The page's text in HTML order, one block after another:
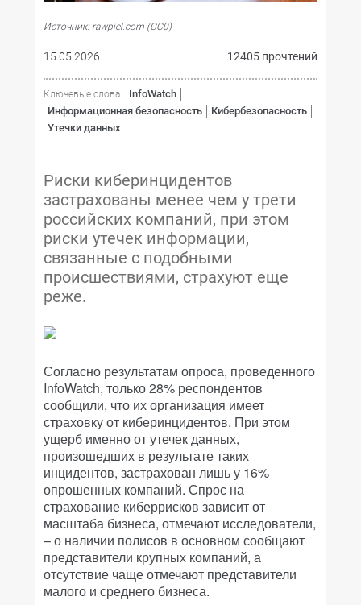
Источник: rawpiel.com (CC0)
15.05.2026 12405 прочтений
Ключевые слова : InfoWatch
Информационная безопасность
Кибербезопасность
Утечки данных
Риски киберинцидентов
застрахованы менее чем у трети
российских компаний, при этом
риски утечек информации,
связанные с подобными
происшествиями, страхуют еще
реже.
Согласно результатам опроса, проведенного
InfoWatch, только 28% респондентов
сообщили, что их организация имеет
страховку от киберинцидентов. При этом
ущерб именно от утечек данных,
произошедших в результате таких
инцидентов, застрахован лишь у 16%
опрошенных компаний. Спрос на
страхование киберрисков зависит от
масштаба бизнеса, отмечают исследователи,
– о наличии полисов в основном сообщают
представители крупных компаний, а
отсутствие чаще отмечают представители
малого и среднего бизнеса.